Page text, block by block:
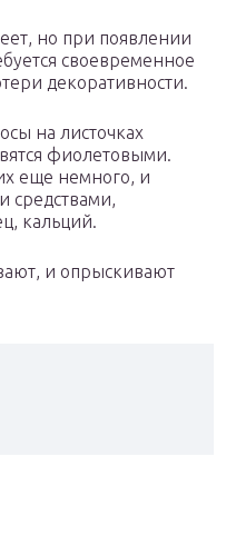
но при появлении
своевременное
декоративности.
на листочках
фиолетовыми.
еще немного, и
средствами,
кальций.
и опрыскивают